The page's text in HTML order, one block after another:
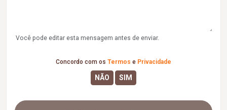
Você pode editar esta mensagem antes de enviar.
Concordo com os Termos e Privacidade